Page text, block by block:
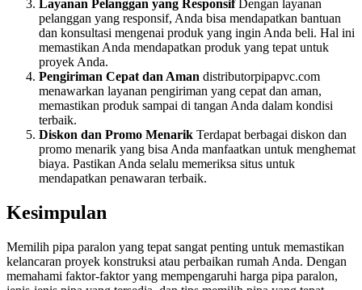
Layanan Pelanggan yang ResponsifDengan layanan
pelanggan yang responsif, Anda bisa mendapatkan bantuan
dan konsultasi mengenai produk yang ingin Anda beli. Hal ini
memastikan Anda mendapatkan produk yang tepat untuk
proyek Anda.
Pengiriman Cepat dan Aman distributorpipapvc.com
menawarkan layanan pengiriman yang cepat dan aman,
memastikan produk sampai di tangan Anda dalam kondisi
terbaik.
Diskon dan Promo Menarik Terdapat berbagai diskon dan
promo menarik yang bisa Anda manfaatkan untuk menghemat
biaya. Pastikan Anda selalu memeriksa situs untuk
mendapatkan penawaran terbaik.
Kesimpulan
Memilih pipa paralon yang tepat sangat penting untuk memastikan
kelancaran proyek konstruksi atau perbaikan rumah Anda. Dengan
memahami faktor-faktor yang mempengaruhi harga pipa paralon,